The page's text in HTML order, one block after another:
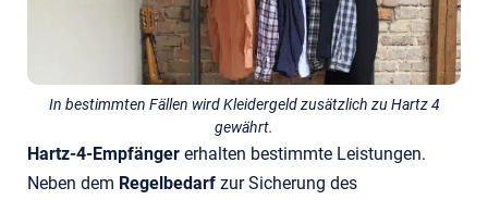
In bestimmten Fällen wird Kleidergeld zusätzlich zu Hartz 4
gewährt.
Hartz-4-Empfänger erhalten bestimmte Leistungen.
Neben dem Regelbedarf zur Sicherung des